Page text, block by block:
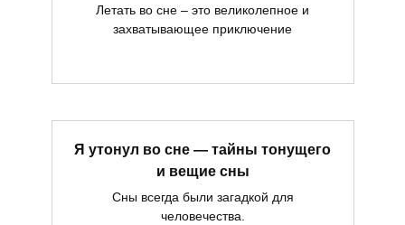
Летать во сне – это великолепное и
захватывающее приключение
Я утонул во сне — тайны тонущего
и вещие сны
Сны всегда были загадкой для
человечества.